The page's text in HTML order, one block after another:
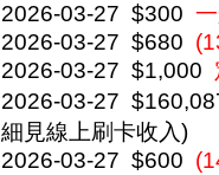
2026-03-27 $300
2026-03-27 $680
2026-03-27 $1,000
2026-03-27
細見線上刷卡收入)
2026-03-27 $600